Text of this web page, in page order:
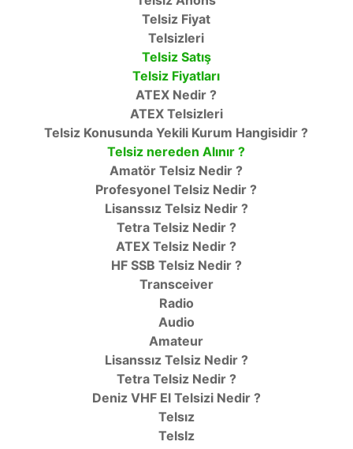
Telsiz Fiyat
Telsizleri
Telsiz Satış
Telsiz Fiyatları
ATEX Nedir ?
ATEX Telsizleri
Telsiz Konusunda Yekili Kurum Hangisidir ?
Telsiz nereden Alınır ?
Amatör Telsiz Nedir ?
Profesyonel Telsiz Nedir ?
Lisanssız Telsiz Nedir ?
Tetra Telsiz Nedir ?
ATEX Telsiz Nedir ?
HF SSB Telsiz Nedir ?
Transceiver
Radio
Audio
Amateur
Lisanssız Telsiz Nedir ?
Tetra Telsiz Nedir ?
Deniz VHF El Telsizi Nedir ?
Telsız
TelsIz